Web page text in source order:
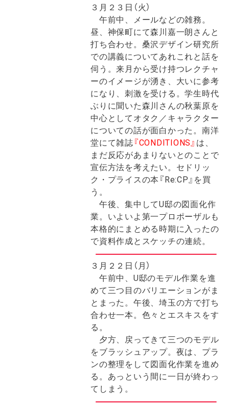
３月２３日（火）
午前中、メールなどの雑務。
昼、神保町にて森川嘉一朗さんと
打ち合わせ。桑沢デザイン研究所
での講義についてあれこれと話を
伺う。来月から受け持つレクチャ
ーのイメージが湧き、大いに参考
になり、刺激を受ける。学生時代
ぶりに聞いた森川さんの秋葉原を
中心としてオタク／キャラクター
についての話が面白かった。南洋
堂にて雑誌『CONDITIONS』 は、
まだ反応があまりないとのことで
宣伝方法を考えたい。セドリッ
ク・プライスの本 『Re:CP』を買
う。
午後、集中してU邸の図面化作
業。いよいよ第一プロポーザルも
本格的にまとめる時期に入ったの
で資料作成とスケッチの連続。
３月２２日（月）
午前中、U邸のモデル作業を進
めて三つ目のバリエーションがま
とまった。午後、埼玉の方で打ち
合わせ一本。色々とエスキスをす
る。
夕方、戻ってきて三つのモデル
をブラッシュアップ。夜は、プラ
ンの整理をして図面化作業を進め
る。あっという間に一日が終わっ
てしまう。